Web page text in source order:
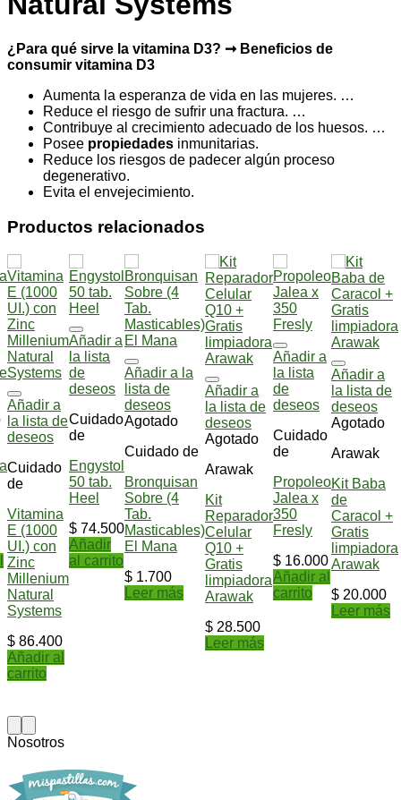
¿Para qué sirve la vitamina D3? ➞ Beneficios de
consumir vitamina D3
Aumenta la esperanza de vida en las mujeres. …
Reduce el riesgo de sufrir una fractura. …
Contribuye al crecimiento adecuado de los huesos. …
Posee propiedades inmunitarias.
Reduce los riesgos de padecer algún proceso
degenerativo.
Evita el envejecimiento.
Productos relacionados
Añadir a
la lista de
deseos
Cuidado
de
Vitamina
E (1000
UI.) con
Zinc
Millenium
Natural
Systems
$86.400
Añadir al
carrito
Añadir a
la lista
de
deseos
Cuidado
de
Engystol
50 tab.
Heel
$74.500
Añadir
al carrito
Añadir a la
lista de
deseos
Agotado
Cuidado de
Bronquisan
Sobre (4
Tab.
Masticables)
El Mana
$1.700
Leer más
Añadir a
la lista de
deseos
Agotado
Arawak
Kit
Reparador
Celular
Q10 +
Gratis
limpiadora
Arawak
$ 28.500
Leer más
Añadir a
la lista
de
deseos
Cuidado
de
Propoleo
Jalea x
350
Fresly
$16.000
Añadir al
carrito
Añadir a
la lista de
deseos
Agotado
Arawak
Kit Baba
de
Caracol +
Gratis
limpiadora
Arawak
$ 20.000
Leer más
Nosotros